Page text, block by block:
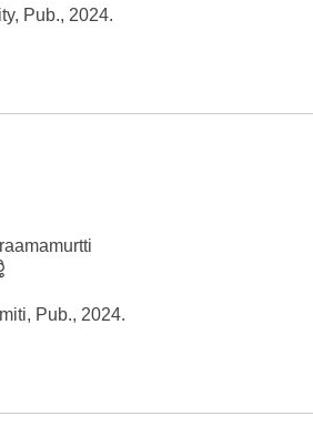
Pub., 2024.
Pub., 2024.